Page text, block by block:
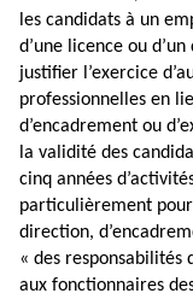
les candidats à un
d’une licence ou
justifier l’exercice
professionnelles en
d’encadrement ou
la validité des
cinq années
particulièrement
direction,
« des responsabilités
aux fonctionnaires